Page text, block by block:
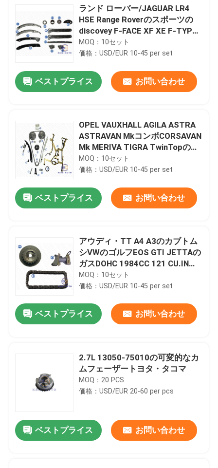
ランド ローバー/JAGUAR LR4
HSE Range Roverのスポーツの
discovey F-FACE XF XE F-TYPE
3.0T V6のガスLR032048 5*140
のためのタイミングのチェーン
MOQ：10セット
価格：USD/EUR 10-45 per set
ベストプライス お問い合わせ
OPEL VAUXHALL AGILA ASTRA
ASTRAVAN MkコンボCORSAVAN
Mk MERIVA TIGRA TwinTopのた
めのタイミングのチェーン キッ
ト55562234 130L 55352909
MOQ：10セット
価格：USD/EUR 10-45 per set
ベストプライス お問い合わせ
アウディ・TT A4 A3のカブトム
シVWのゴルフEOS GTI JETTAの
ガスDOHC 1984CC 121 CU.IN
2.0L 06D109229Aのためのタイ
ミングのチェーン キット
MOQ：10セット
価格：USD/EUR 10-45 per set
ベストプライス お問い合わせ
2.7L 13050-75010の可変的なカ
ムフェーザートヨタ・タコマ
MOQ：20 PCS
価格：USD/EUR 20-60 per pcs
ベストプライス お問い合わせ